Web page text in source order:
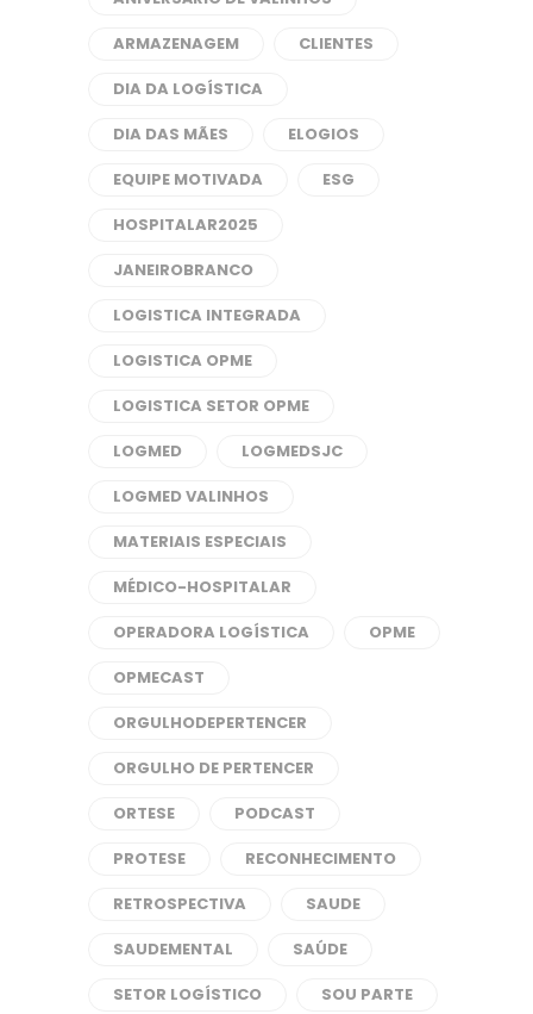
ARMAZENAGEM
CLIENTES
DIA DA LOGÍSTICA
DIA DAS MÃES
ELOGIOS
EQUIPE MOTIVADA
ESG
HOSPITALAR2025
JANEIROBRANCO
LOGISTICA INTEGRADA
LOGISTICA OPME
LOGISTICA SETOR OPME
LOGMED
LOGMEDSJC
LOGMED VALINHOS
MATERIAIS ESPECIAIS
MÉDICO-HOSPITALAR
OPERADORA LOGÍSTICA
OPME
OPMECAST
ORGULHODEPERTENCER
ORGULHO DE PERTENCER
ORTESE
PODCAST
PROTESE
RECONHECIMENTO
RETROSPECTIVA
SAUDE
SAUDEMENTAL
SAÚDE
SETOR LOGÍSTICO
SOU PARTE